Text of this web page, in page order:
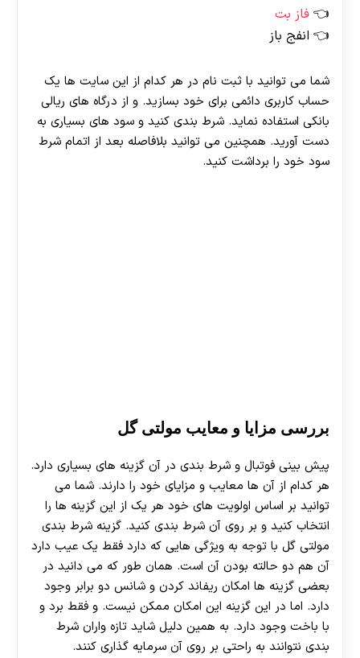
فاز بت
انفج باز
شما می توانید با ثبت نام در هر کدام از این سایت ها یک
حساب کاربری دائمی برای خود بسازید. و از درگاه های ریالی
بانکی استفاده نماید. شرط بندی کنید و سود های بسیاری به
دست آورید. همچنین می توانید بلافاصله بعد از اتمام شرط
سود خود را برداشت کنید.
بررسی مزایا و معایب مولتی گل
پیش بینی فوتبال و شرط بندی در آن گزینه های بسیاری دارد.
هر کدام از آن ها معایب و مزایای خود را دارند. شما می
توانید بر اساس اولویت های خود هر یک از این گزینه ها را
انتخاب کنید و بر روی آن شرط بندی کنید. گزینه شرط بندی
مولتی گل با توجه به ویژگی هایی که دارد فقط یک عیب دارد
آن هم دو حالته بودن آن است. همان طور که می دانید در
بعضی گزینه ها امکان ریفاند کردن و شانس دو برابر وجود
دارد. اما در این گزینه این امکان ممکن نیست. و فقط برد و
با باخت وجود دارد. به همین دلیل شاید تازه واران شرط
بندی نتوانند به راحتی بر روی آن سرمایه گذاری کنند.